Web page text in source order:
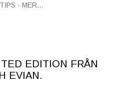
MER…
EDITION FRÅN
EVIAN.